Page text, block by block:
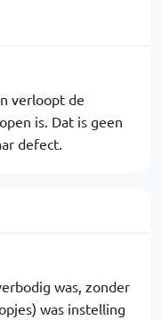
verloopt de
is. Dat is geen
defect.
was, zonder
was instelling